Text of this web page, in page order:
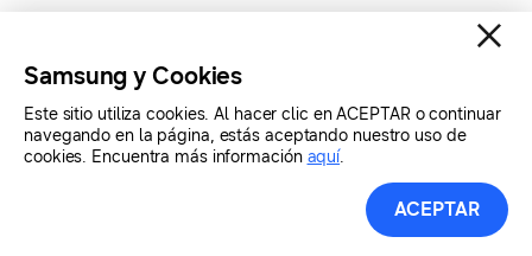
SAMSUNG.COM
Copyright© SAMSUNG Todos los derechos reservados.
Samsung y Cookies
Este sitio utiliza cookies. Al hacer clic en ACEPTAR o continuar
navegando en la página, estás aceptando nuestro uso de
cookies. Encuentra más información aquí.
ACEPTAR